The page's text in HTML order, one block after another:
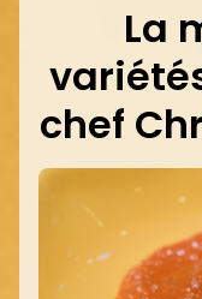
La
chef